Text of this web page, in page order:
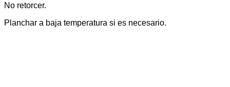
No retorcer.
Planchar a baja temperatura si es necesario.